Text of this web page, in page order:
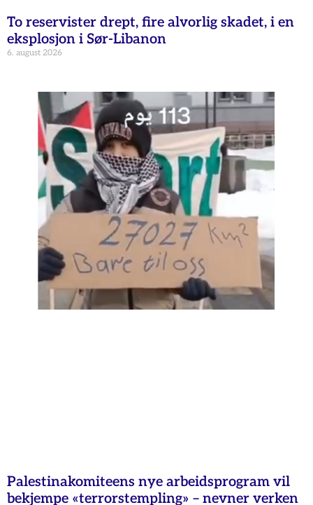
To reservister drept, fire alvorlig skadet, i en
eksplosjon i Sør-Libanon
6. august 2026
Palestinakomiteens nye arbeidsprogram vil
bekjempe «terrorstempling» – nevner verken